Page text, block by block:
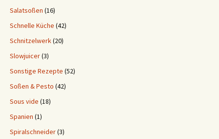
Salatsoßen (16)
Schnelle Küche (42)
Schnitzelwerk(20)
Slowjuicer(3)
Sonstige Rezepte (52)
Soßen & Pesto (42)
Sous vide (18)
Spanien (1)
Spiralschneider(3)